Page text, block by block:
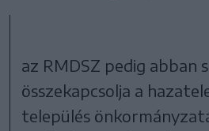
az RMDSZ pedig abban
összekapcsolja a
település